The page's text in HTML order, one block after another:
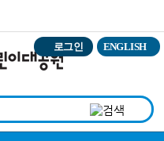
로그인 ENGLISH